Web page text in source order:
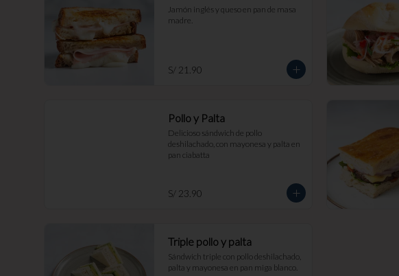
Jamón inglés y queso en pan de masa
madre.
S/ 21.90
Pollo y Palta
Delicioso sándwich de pollo
deshilachado, con mayonesa y palta en
pan ciabatta
S/ 23.90
Triple pollo y palta
Sándwich triple con pollo deshilachado,
palta y mayonesa en pan miga blanco.